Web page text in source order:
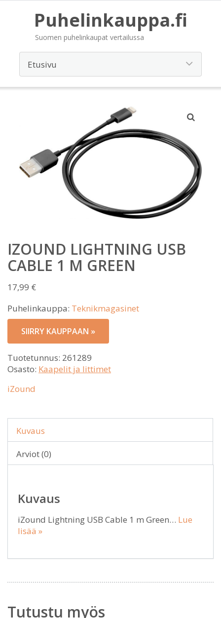
Puhelinkauppa.fi
Suomen puhelinkaupat vertailussa
IZOUND LIGHTNING USB
CABLE 1 M GREEN
17,99 €
Puhelinkauppa: Teknikmagasinet
SIIRRY KAUPPAAN »
Tuotetunnus: 261289
Osasto: Kaapelit ja littimet
iZound
Kuvaus
Arviot (0)
Kuvaus
iZound Lightning USB Cable 1 m Green… Lue
lisää »
Tutustu myös